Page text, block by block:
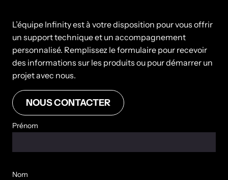
L’équipe Infinity est à votre disposition pour vous offrir
un support technique et un accompagnement
personnalisé. Remplissez le formulaire pour recevoir
des informations sur les produits ou pour démarrer un
projet avec nous.
NOUS CONTACTER
Prénom
Nom